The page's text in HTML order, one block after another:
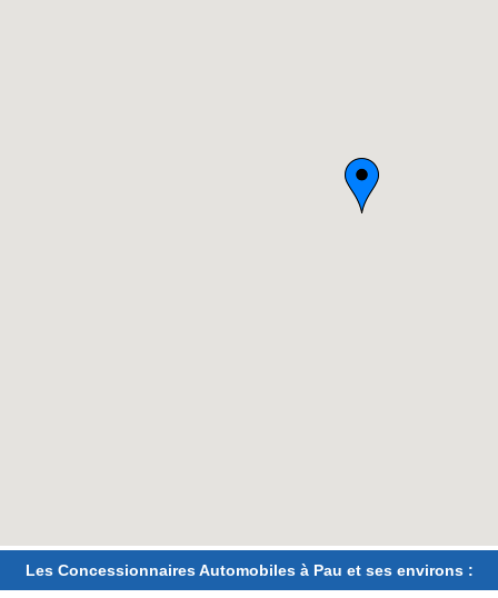
Les Concessionnaires Automobiles à Pau et ses environs :